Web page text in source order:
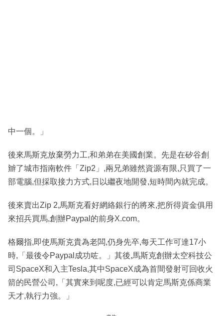
中一個。」
後來馬斯克放棄勞力工,和弟弟在美國創業。先是在矽谷創
辧了城市指南軟件「Zip2」,兩兄弟雖然資源有限,只買了一
部電腦,但採取接力方式,日以繼夜地開發,短時間內就完成。
後來賣出Zip 2,馬斯克看好網絡銀行的將來,把所得資金俱用
來招兵買馬,創辦Paypal的前身X.com。
格爾指,即使馬斯克貴為老闆,仍身先卒,每天工作可達17小
時,「最後令Paypal成功咗。」其後,馬斯克創辦太空科技公
司SpaceX和入主Tesla,其中SpaceX成為首間發射可回收火
箭的民營公司,「其實來到呢度,已經可以肯定馬斯克係商業
天才,執行力強。」